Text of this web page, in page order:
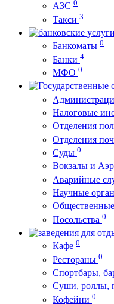
АЗС 0
Такси 3
Банкоматы 0
Банки 4
МФО 0
Налоговые
Отделения
Отделения
Суды 0
Вокзалы и
Аварийные
Научные
Посольства 0
Кафе 0
Рестораны 0
Спортбары,
Суши, роллы,
Кофейни 0